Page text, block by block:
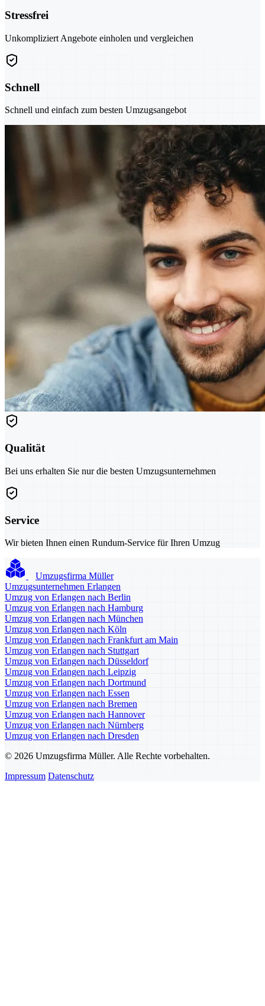
Stressfrei
Unkompliziert Angebote einholen und vergleichen
Schnell
Schnell und einfach zum besten Umzugsangebot
Qualität
Bei uns erhalten Sie nur die besten Umzugsunternehmen
Service
Wir bieten Ihnen einen Rundum-Service für Ihren Umzug
Umzugsfirma Müller
Umzugsunternehmen Erlangen
Umzug von Erlangen nach Berlin
Umzug von Erlangen nach Hamburg
Umzug von Erlangen nach München
Umzug von Erlangen nach Köln
Umzug von Erlangen nach Frankfurt am Main
Umzug von Erlangen nach Stuttgart
Umzug von Erlangen nach Düsseldorf
Umzug von Erlangen nach Leipzig
Umzug von Erlangen nach Dortmund
Umzug von Erlangen nach Essen
Umzug von Erlangen nach Bremen
Umzug von Erlangen nach Hannover
Umzug von Erlangen nach Nürnberg
Umzug von Erlangen nach Dresden
© 2026 Umzugsfirma Müller. Alle Rechte vorbehalten.
Impressum Datenschutz